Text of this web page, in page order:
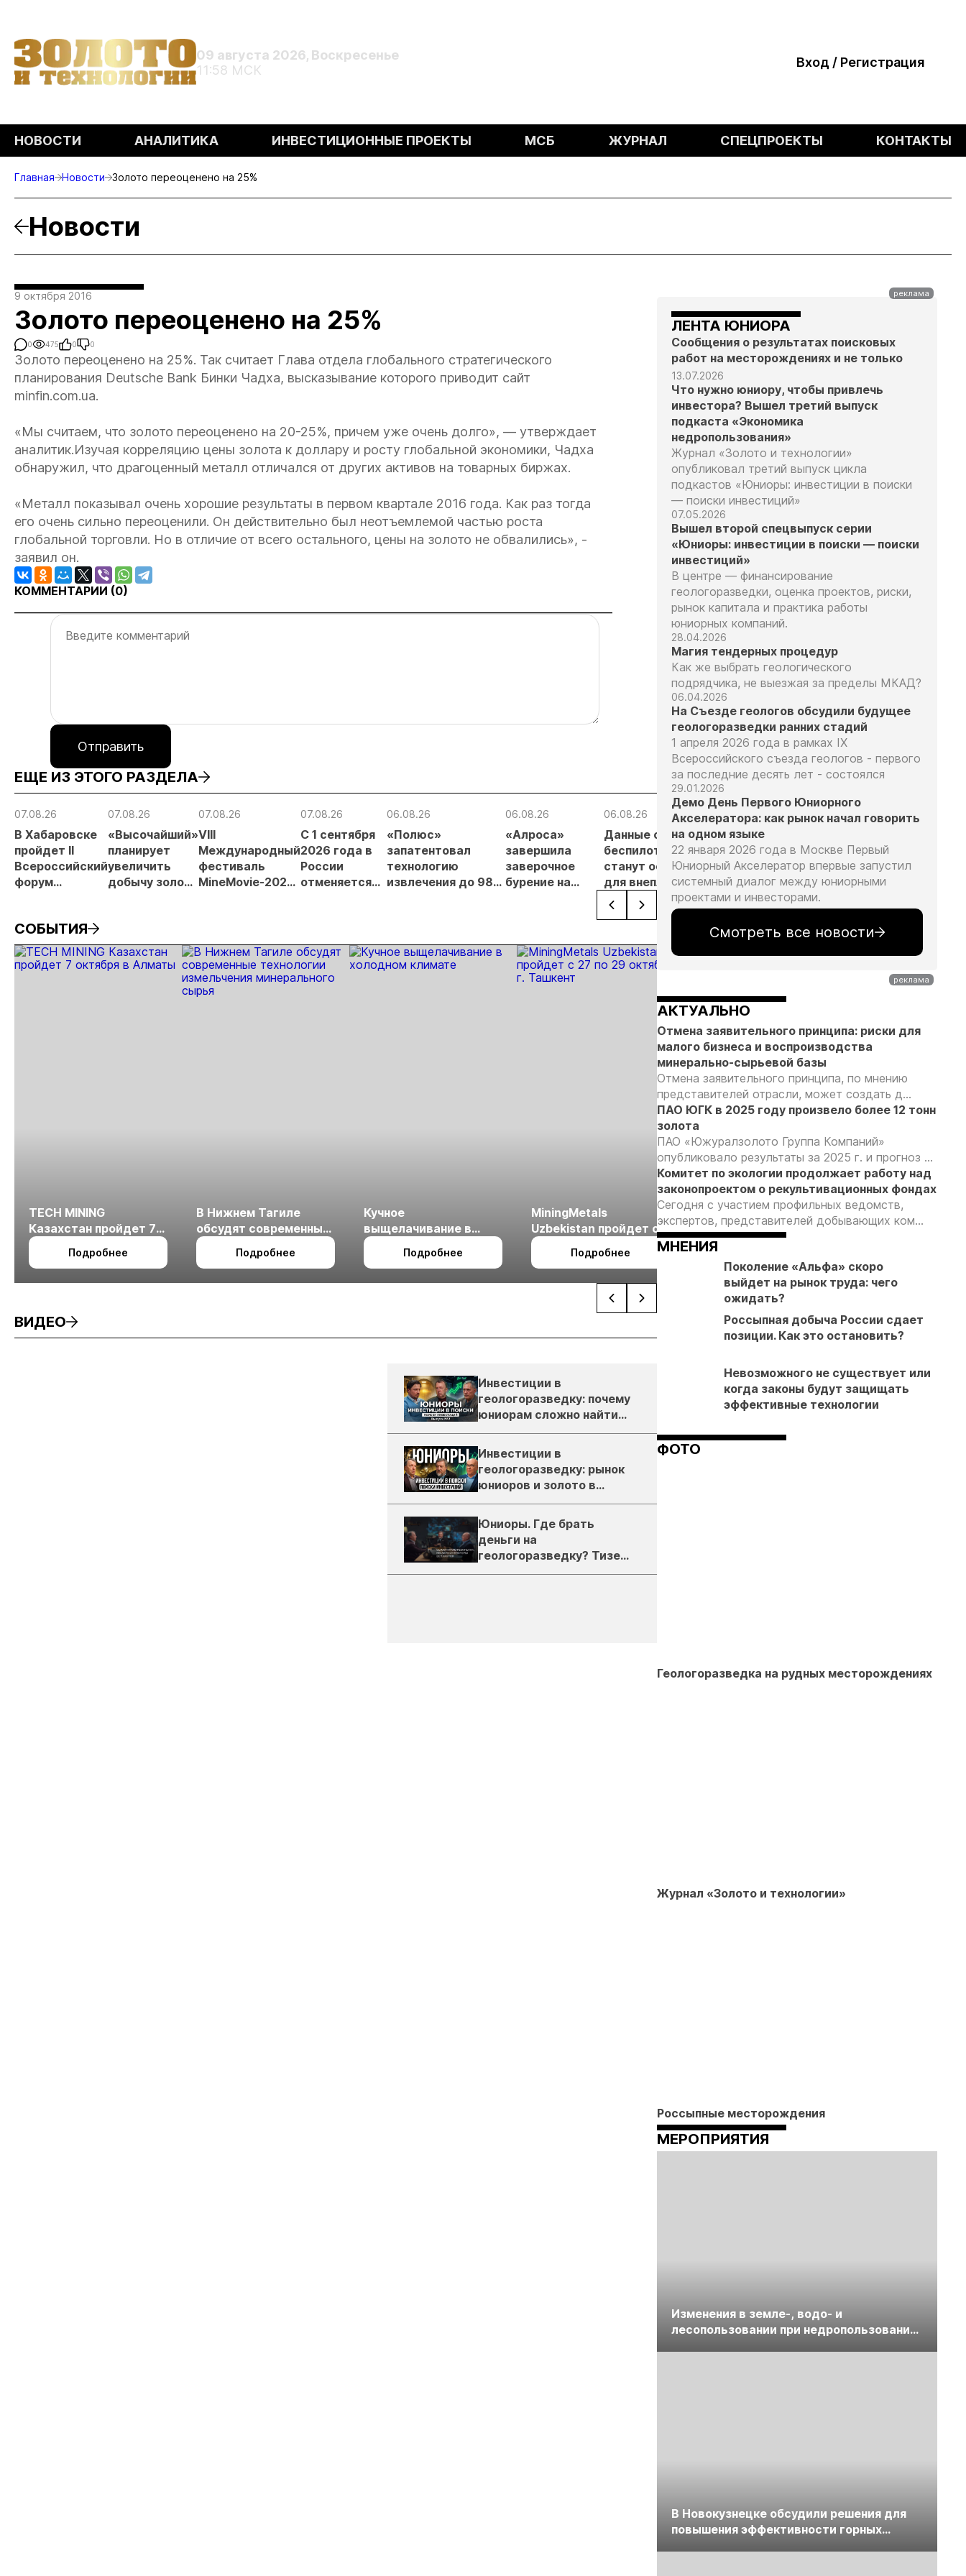
09 августа 2026, Воскресенье
11:58 МСК
Вход / Регистрация
НОВОСТИ АНАЛИТИКА ИНВЕСТИЦИОННЫЕ ПРОЕКТЫ МСБ ЖУРНАЛ СПЕЦПРОЕКТЫ КОНТАКТЫ
Главная Новости Золото переоценено на 25%
Новости
9 октября 2016
Золото переоценено на 25%
0 475 0 0
Золото переоценено на 25%. Так считает Глава отдела глобального стратегического
планирования Deutsche Bank Бинки Чадха, высказывание которого приводит сайт
minfin.com.ua.
«Мы считаем, что золото переоценено на 20-25%, причем уже очень долго», — утверждает
аналитик.Изучая корреляцию цены золота к доллару и росту глобальной экономики, Чадха
обнаружил, что драгоценный металл отличался от других активов на товарных биржах.
«Металл показывал очень хорошие результаты в первом квартале 2016 года. Как раз тогда
его очень сильно переоценили. Он действительно был неотъемлемой частью роста
глобальной торговли. Но в отличие от всего остального, цены на золото не обвалились», -
заявил он.
КОММЕНТАРИИ (0)
Отправить
ЕЩЕ ИЗ ЭТОГО РАЗДЕЛА
07.08.26
В Хабаровске
пройдет II
Всероссийский
форум
России»
07.08.26
«Высочайший»
планирует
увеличить
добычу золота
07.08.26
VIII
Международный
фестиваль
MineMovie-2026
07.08.26
С 1 сентября
2026 года в
России
отменяется
отраслевые
риски и
прогнозы для
06.08.26
«Полюс»
запатентовал
технологию
извлечения до 98%
06.08.26
«Алроса»
завершила
заверочное
бурение на
06.08.26
Данные с
беспилотников
станут основанием
для внеплановых
проверок
недропользователей
05.08.26
Добыча
золота на
Камчатке
снизилась
на 20,3% в
полугодии
05.08.26
оставила в
силе
приговор
по делу о
добыче 43
05.08.26
предложили
изменить
подходы к
россыпной
золотодобычи
лицензирования
СОБЫТИЯ
TECH MINING
Казахстан пройдет 7
октября в Алматы
Подробнее
В Нижнем Тагиле
обсудят современные
технологии
измельчения
Подробнее
Кучное
выщелачивание в
холодном климате
Подробнее
MiningMetals
Uzbekistan пройдет с
27 по 29 октября в г.
Ташкент
Подробнее
Выставка «Рудник
2026» пройдет в
Екатеринбурге
Российская
отраслевая
2026
ВИДЕО
Инвестиции в
геологоразведку: почему
юниорам сложно найти
деньги
Инвестиции в
геологоразведку: рынок
юниоров и золото в
России
Юниоры. Где брать
деньги на
геологоразведку? Тизер
подкаста ЗиТ №1
ЛЕНТА ЮНИОРА
Сообщения о результатах поисковых
работ на месторождениях и не только
13.07.2026
Что нужно юниору, чтобы привлечь
инвестора? Вышел третий выпуск
подкаста «Экономика
недропользования»
Журнал «Золото и технологии»
опубликовал третий выпуск цикла
подкастов «Юниоры: инвестиции в поиски
— поиски инвестиций»
07.05.2026
Вышел второй спецвыпуск серии
«Юниоры: инвестиции в поиски — поиски
инвестиций»
В центре — финансирование
геологоразведки, оценка проектов, риски,
рынок капитала и практика работы
юниорных компаний.
28.04.2026
Магия тендерных процедур
Как же выбрать геологического
подрядчика, не выезжая за пределы МКАД?
06.04.2026
На Съезде геологов обсудили будущее
геологоразведки ранних стадий
1 апреля 2026 года в рамках IX
Всероссийского съезда геологов - первого
за последние десять лет - состоялся
29.01.2026
Демо День Первого Юниорного
Акселератора: как рынок начал говорить
на одном языке
22 января 2026 года в Москве Первый
Юниорный Акселератор впервые запустил
системный диалог между юниорными
проектами и инвесторами.
Смотреть все новости
АКТУАЛЬНО
Отмена заявительного принципа: риски для
малого бизнеса и воспроизводства
минерально-сырьевой базы
Отмена заявительного принципа, по мнению
представителей отрасли, может создать д...
ПАО ЮГК в 2025 году произвело более 12 тонн
золота
ПАО «Южуралзолото Группа Компаний»
опубликовало результаты за 2025 г. и прогноз ...
Комитет по экологии продолжает работу над
законопроектом о рекультивационных фондах
Сегодня с участием профильных ведомств,
экспертов, представителей добывающих ком...
МНЕНИЯ
Поколение «Альфа» скоро
выйдет на рынок труда: чего
ожидать?
Россыпная добыча России сдает
позиции. Как это остановить?
Невозможного не существует или
когда законы будут защищать
эффективные технологии
ФОТО
Геологоразведка на рудных месторождениях
Журнал «Золото и технологии»
Россыпные месторождения
МЕРОПРИЯТИЯ
Изменения в земле-, водо- и
лесопользовании при недропользовании
В Новокузнецке обсудили решения для
повышения эффективности горных